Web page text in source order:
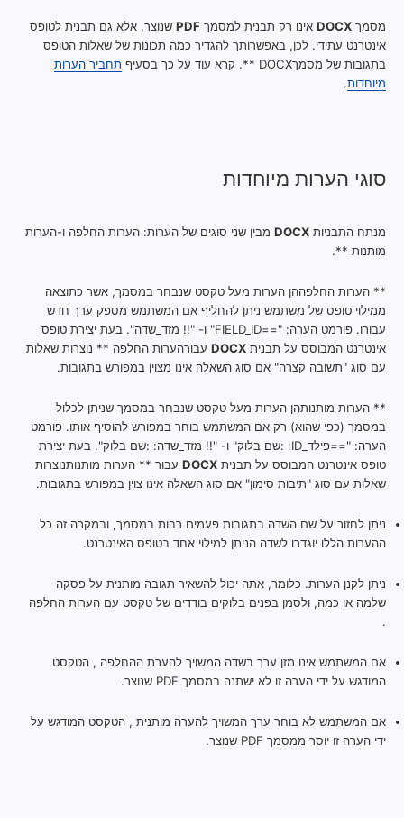
מסמך DOCX אינו רק תבנית למסמך PDF שנוצר, אלא גם תבנית לטופס
אינטרנט עתידי. לכן, באפשרותך להגדיר כמה תכונות של שאלות הטופס
בתגובות של מסמךDOCX **. קרא עוד על כך בסעיף
תחביר הערות
מיוחדות.
סוגי הערות מיוחדות
מנתח התבניות DOCX מבין שני סוגים של הערות: הערות החלפה ו-הערות
מותנות **.
** הערות החלפההן הערות מעל טקסט שנבחר במסמך, אשר כתוצאה
ממילוי טופס של משתמש ניתן להחליף אם המשתמש מספק ערך חדש
עבורו. פורמט הערה: "==FIELD_ID" ו- "!! מזד_שדה". בעת יצירת טופס
אינטרנט המבוסס על תבנית DOCX עבורהערות החלפה ** נוצרות שאלות
עם סוג "תשובה קצרה" אם סוג השאלה אינו מצוין במפורש בתגובות.
** הערות מותנותהן הערות מעל טקסט שנבחר במסמך שניתן לכלול
במסמך (כפי שהוא) רק אם המשתמש בוחר במפורש להוסיף אותו. פורמט
הערה: "==פילד_ID: :שם בלוק" ו- "!! מזד_שדה: :שם בלוק". בעת יצירת
טופס אינטרנט המבוסס על תבנית DOCX עבור ** הערות מותנותנוצרות
שאלות עם סוג "תיבות סימון" אם סוג השאלה אינו צוין במפורש בתגובות.
ניתן לחזור על שם השדה בתגובות פעמים רבות במסמך, ובמקרה זה כל
ההערות הללו יוגדרו לשדה הניתן למילוי אחד בטופס האינטרנט.
ניתן לקנן הערות. כלומר, אתה יכול להשאיר תגובה מותנית על פסקה
שלמה או כמה, ולסמן בפנים בלוקים בודדים של טקסט עם הערות החלפה
.
אם המשתמש אינו מזן ערך בשדה המשויך להערת ההחלפה , הטקסט
המודגש על ידי הערה זו לא ישתנה במסמך PDF שנוצר.
אם המשתמש לא בוחר ערך המשויך להערה מותנית , הטקסט המודגש על
ידי הערה זו יוסר ממסמך PDF שנוצר.